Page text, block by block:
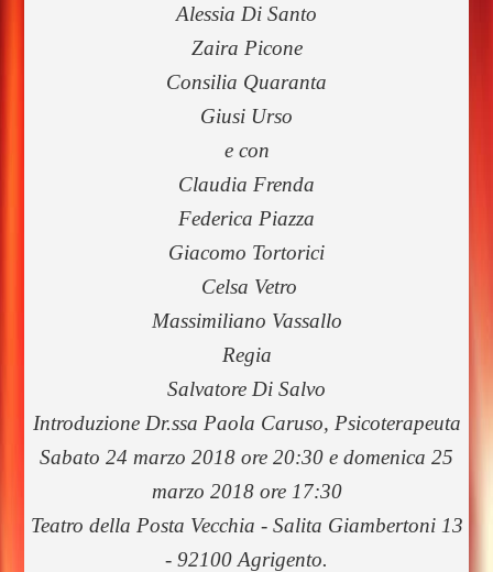
Alessia Di Santo
Zaira Picone
Consilia Quaranta
Giusi Urso
e con
Claudia Frenda
Federica Piazza
Giacomo Tortorici
Celsa Vetro
Massimiliano Vassallo
Regia
Salvatore Di Salvo
Introduzione Dr.ssa Paola Caruso, Psicoterapeuta
Sabato 24 marzo 2018 ore 20:30 e domenica 25
marzo 2018 ore 17:30
Teatro della Posta Vecchia - Salita Giambertoni 13
- 92100 Agrigento.